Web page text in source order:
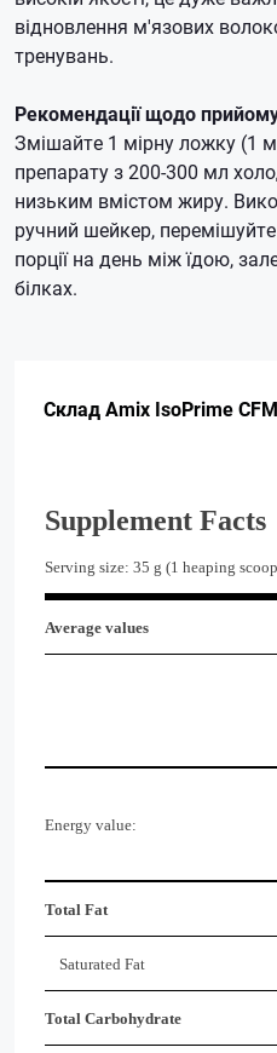
відновлення м'язових
тренувань.
Рекомендації щодо
Змішайте 1 мірну ложку (1
препарату з 200-300 мл
низьким вмістом жиру.
ручний шейкер,
порції на день між їдою,
білках.
Склад Amix IsoPrime CFM
Supplement Facts
Serving size: 35 g (1 heaping
Average values
Energy value:
Total Fat
Saturated Fat
Total Carbohydrate